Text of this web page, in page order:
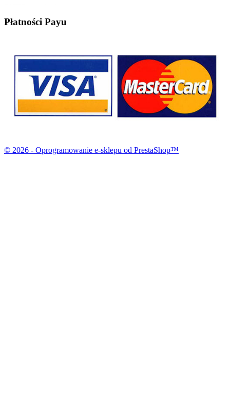
Płatności Payu
© 2026 - Oprogramowanie e-sklepu od PrestaShop™